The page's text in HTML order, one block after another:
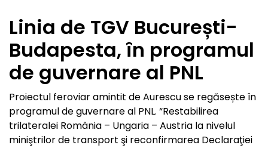
Linia de TGV București-
Budapesta, în programul
de guvernare al PNL
Proiectul feroviar amintit de Aurescu se regăsește în
programul de guvernare al PNL. “Restabilirea
trilateralei România – Ungaria – Austria la nivelul
miniştrilor de transport şi reconfirmarea Declaraţiei